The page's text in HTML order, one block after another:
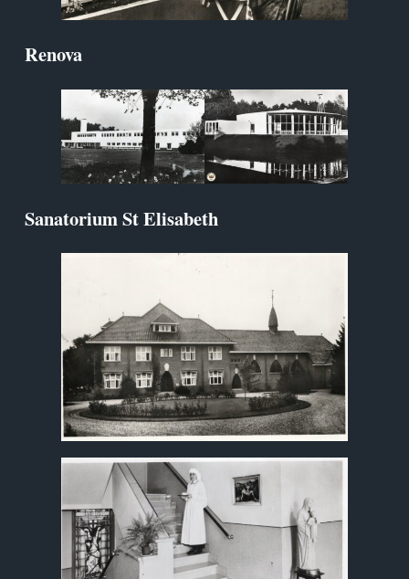
Renova
Sanatorium St Elisabeth